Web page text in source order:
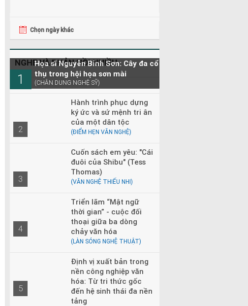
Chọn ngày khác
NGHE VÀ PHẢN HỒI NHIỀU
1
Họa sĩ Nguyễn Bỉnh Sơn: Cây đa cổ
thụ trong hội họa sơn mài
(CHÂN DUNG NGHỆ SỸ)
2
Hành trình phục dựng
ký ức và sứ mệnh tri ân
của một dân tộc
(ĐIỂM HẸN VĂN NGHỆ)
3
Cuốn sách em yêu: "Cái
đuôi của Shibu" (Tess
Thomas)
(VĂN NGHỆ THIẾU NHI)
4
Triển lãm “Mật ngữ
thời gian” - cuộc đối
thoại giữa ba dòng
chảy văn hóa
(LÀN SÓNG NGHỆ THUẬT)
5
Định vị xuất bản trong
nền công nghiệp văn
hóa: Từ tri thức gốc
đến hệ sinh thái đa nền
tảng